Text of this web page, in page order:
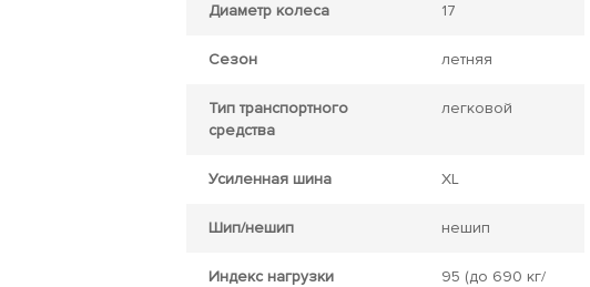
Диаметр колеса 17
Сезон летняя
Тип транспортного
средства
легковой
Усиленная шина XL
Шип/нешип нешип
Индекс нагрузки 95 (до 690 кг/